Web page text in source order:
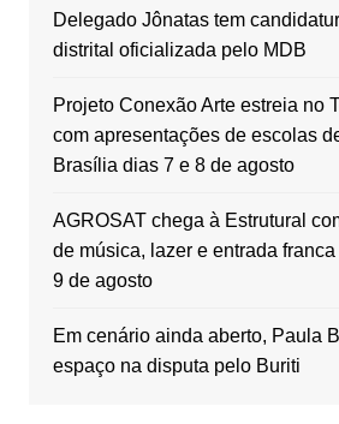
Delegado Jônatas tem
distrital oficializada pelo MDB
Projeto Conexão Arte estreia no
com apresentações de escolas
Brasília dias 7 e 8 de agosto
AGROSAT chega à Estrutural
de música, lazer e entrada
9 de agosto
Em cenário ainda aberto, Paula
espaço na disputa pelo Buriti